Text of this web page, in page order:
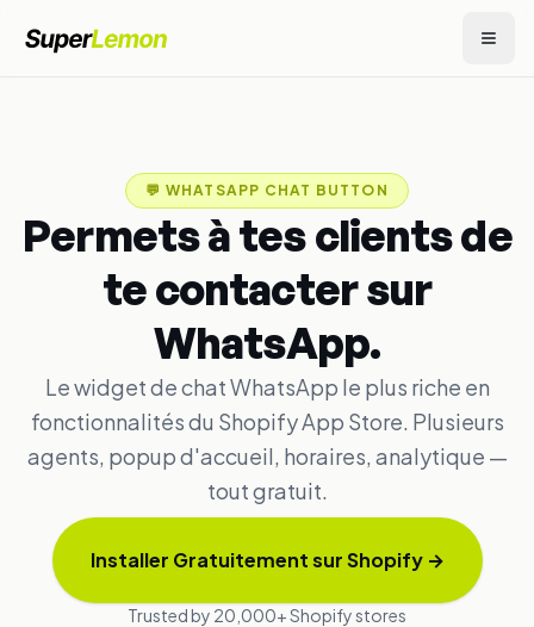
💬 WHATSAPP CHAT BUTTON
Permets à tes clients de
te contacter sur
WhatsApp.
Le widget de chat WhatsApp le plus riche en
fonctionnalités du Shopify App Store. Plusieurs
agents, popup d'accueil, horaires, analytique —
tout gratuit.
Installer Gratuitement sur Shopify→
Trusted by 20,000+ Shopify stores